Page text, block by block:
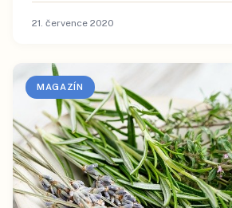
21. července 2020
MAGAZÍN